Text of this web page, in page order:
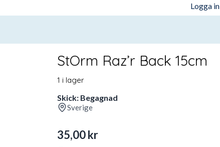
Logga in
StOrm Raz’r Back 15cm
1 i lager
Skick: Begagnad
Sverige
35,00kr